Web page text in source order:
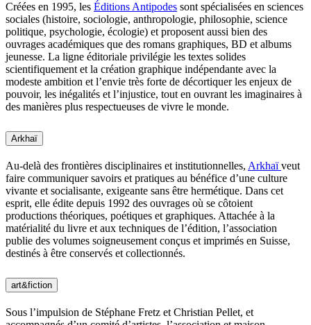
Créées en 1995, les Éditions Antipodes sont spécialisées en sciences
sociales (histoire, sociologie, anthropologie, philosophie, science
politique, psychologie, écologie) et proposent aussi bien des
ouvrages académiques que des romans graphiques, BD et albums
jeunesse. La ligne éditoriale privilégie les textes solides
scientifiquement et la création graphique indépendante avec la
modeste ambition et l’envie très forte de décortiquer les enjeux de
pouvoir, les inégalités et l’injustice, tout en ouvrant les imaginaires à
des manières plus respectueuses de vivre le monde.
Arkhaï
Au-delà des frontières disciplinaires et institutionnelles, Arkhaïveut
faire communiquer savoirs et pratiques au bénéfice d’une culture
vivante et socialisante, exigeante sans être hermétique. Dans cet
esprit, elle édite depuis 1992 des ouvrages où se côtoient
productions théoriques, poétiques et graphiques. Attachée à la
matérialité du livre et aux techniques de l’édition, l’association
publie des volumes soigneusement conçus et imprimés en Suisse,
destinés à être conservés et collectionnés.
art&fiction
Sous l’impulsion de Stéphane Fretz et Christian Pellet, et